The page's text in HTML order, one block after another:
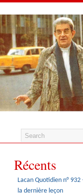
Récents
Lacan Quotidien n° 932
la dernière leçon